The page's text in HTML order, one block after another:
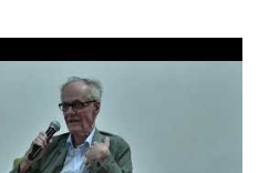
del grupo Teatro
necesidad de seguir en la lucha
“La Caída De Las
del arte contribuye a la